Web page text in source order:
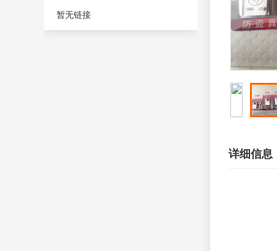
暂无链接
详细信息